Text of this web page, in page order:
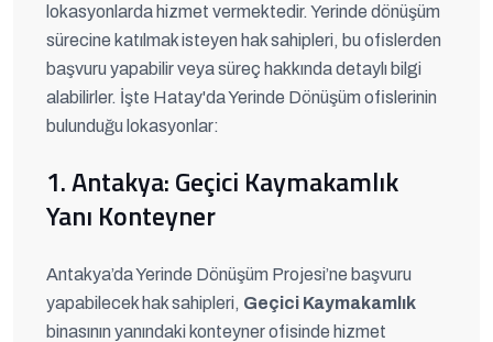
lokasyonlarda hizmet vermektedir. Yerinde dönüşüm
sürecine katılmak isteyen hak sahipleri, bu ofislerden
başvuru yapabilir veya süreç hakkında detaylı bilgi
alabilirler. İşte Hatay'da Yerinde Dönüşüm ofislerinin
bulunduğu lokasyonlar:
1. Antakya: Geçici Kaymakamlık
Yanı Konteyner
Antakya’da Yerinde Dönüşüm Projesi’ne başvuru
yapabilecek hak sahipleri, Geçici Kaymakamlık
binasının yanındaki konteyner ofisinde hizmet